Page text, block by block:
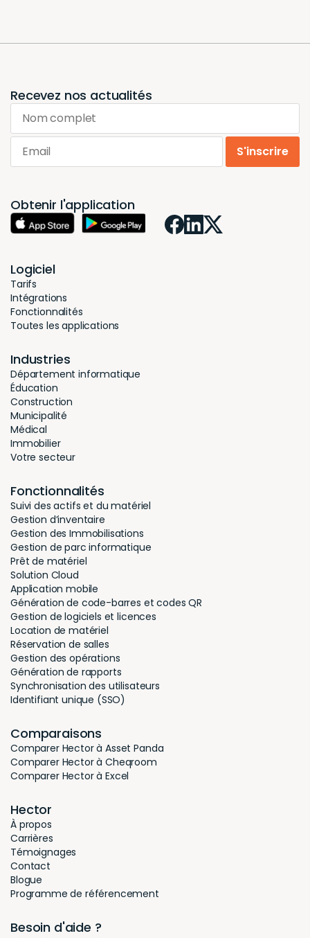
Recevez nos actualités
Nom complet
Email
S'inscrire
Obtenir l'application
Logiciel
Tarifs
Intégrations
Fonctionnalités
Toutes les applications
Industries
Département informatique
Éducation
Construction
Municipalité
Médical
Immobilier
Votre secteur
Fonctionnalités
Suivi des actifs et du matériel
Gestion d’inventaire
Gestion des Immobilisations
Gestion de parc informatique
Prêt de matériel
Solution Cloud
Application mobile
Génération de code-barres et codes QR
Gestion de logiciels et licences
Location de matériel
Réservation de salles
Gestion des opérations
Génération de rapports
Synchronisation des utilisateurs
Identifiant unique (SSO)
Comparaisons
Comparer Hector à Asset Panda
Comparer Hector à Cheqroom
Comparer Hector à Excel
Hector
À propos
Carrières
Témoignages
Contact
Blogue
Programme de référencement
Besoin d'aide ?